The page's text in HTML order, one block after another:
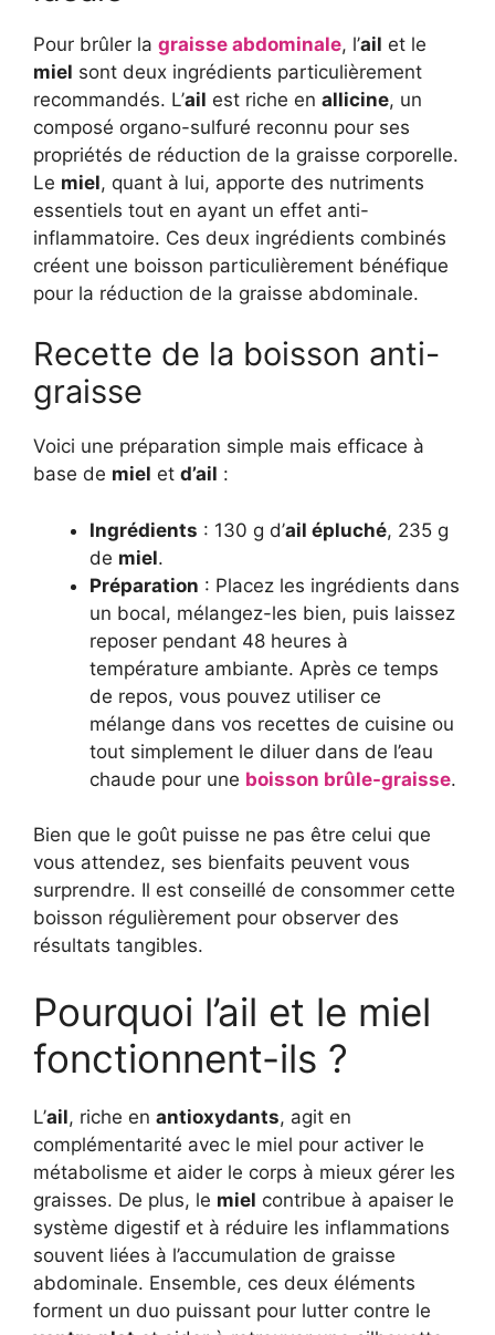
Pour brûler la graisse abdominale, l’ail et le
miel sont deux ingrédients particulièrement
recommandés. L’ail est riche en allicine, un
composé organo-sulfuré reconnu pour ses
propriétés de réduction de la graisse corporelle.
Le miel, quant à lui, apporte des nutriments
essentiels tout en ayant un effet anti-
inflammatoire. Ces deux ingrédients combinés
créent une boisson particulièrement bénéfique
pour la réduction de la graisse abdominale.
Recette de la boisson anti-
graisse
Voici une préparation simple mais efficace à
base de miel et d’ail :
Ingrédients : 130 g d’ail épluché, 235 g
de miel.
Préparation : Placez les ingrédients dans
un bocal, mélangez-les bien, puis laissez
reposer pendant 48 heures à
température ambiante. Après ce temps
de repos, vous pouvez utiliser ce
mélange dans vos recettes de cuisine ou
tout simplement le diluer dans de l’eau
chaude pour une boisson brûle-graisse.
Bien que le goût puisse ne pas être celui que
vous attendez, ses bienfaits peuvent vous
surprendre. Il est conseillé de consommer cette
boisson régulièrement pour observer des
résultats tangibles.
Pourquoi l’ail et le miel
fonctionnent-ils ?
L’ail, riche en antioxydants, agit en
complémentarité avec le miel pour activer le
métabolisme et aider le corps à mieux gérer les
graisses. De plus, le miel contribue à apaiser le
système digestif et à réduire les inflammations
souvent liées à l’accumulation de graisse
abdominale. Ensemble, ces deux éléments
forment un duo puissant pour lutter contre le